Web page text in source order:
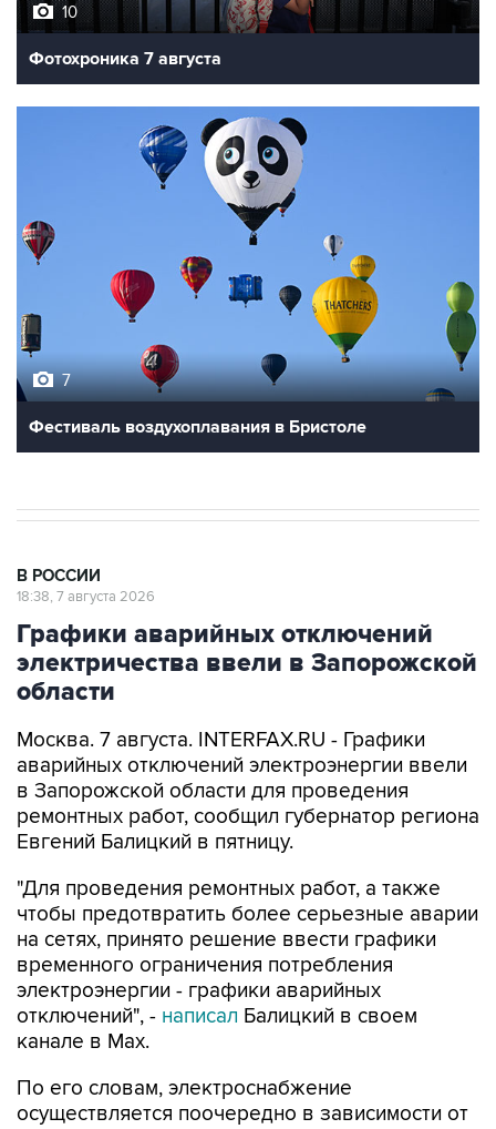
Фотохроника 7 августа
Фестиваль воздухоплавания в Бристоле
Графики аварийных отключений
электричества ввели в Запорожской
области
Москва. 7 августа. INTERFAX.RU - Графики
в Запорожской области для проведения
ремонтных работ, сообщил губернатор региона
Евгений Балицкий в пятницу.
"Для проведения ремонтных работ, а также
на сетях, принято решение ввести графики
временного ограничения потребления
электроэнергии - графики аварийных
отключений", -написалБалицкий в своем
канале в Max.
По его словам, электроснабжение
мощности источника и с учетом оперативной
обстановки. Социально значимые объекты и